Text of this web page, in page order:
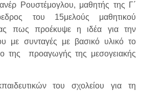
Ρουστέμογλου, μαθητής της Γ΄
του 15μελούς μαθητικού
πως προέκυψε η ιδέα για την
με συνταγές με βασικό υλικό το
της προαγωγής της μεσογειακής
του σχολείου για τη